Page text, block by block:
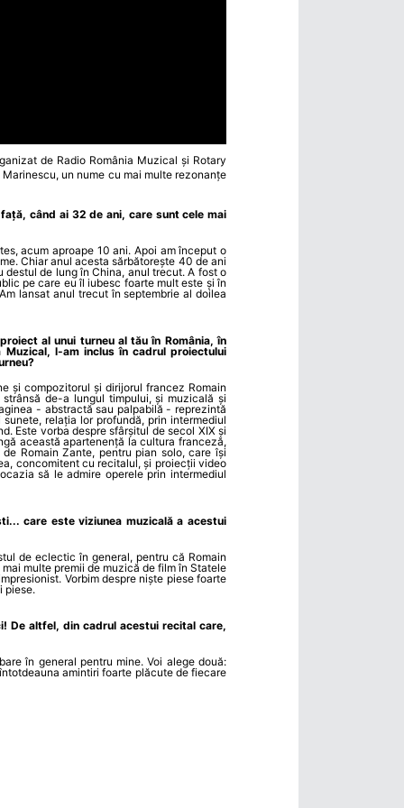
de Radio România Muzical și Rotary
un nume cu mai multe rezonanțe
când ai 32 de ani, care sunt cele mai
acum aproape 10 ani. Apoi am început o
Chiar anul acesta sărbătorește 40 de ani
de lung în China, anul trecut. A fost o
pe care eu îl iubesc foarte mult este și în
lansat anul trecut în septembrie al doilea
al unui turneu al tău în România, în
Muzical, l-am inclus în cadrul proiectului
și compozitorul și dirijorul francez Romain
de-a lungul timpului, și muzicală și
- abstractă sau palpabilă - reprezintă
relația lor profundă, prin intermediul
Este vorba despre sfârșitul de secol XIX și
această apartenență la cultura franceză,
Romain Zante, pentru pian solo, care își
concomitent cu recitalul, și proiecții video
să le admire operele prin intermediul
care este viziunea muzicală a acestui
de eclectic în general, pentru că Romain
multe premii de muzică de film în Statele
Vorbim despre niște piese foarte
piese.
De altfel, din cadrul acestui recital care,
în general pentru mine. Voi alege două:
amintiri foarte plăcute de fiecare